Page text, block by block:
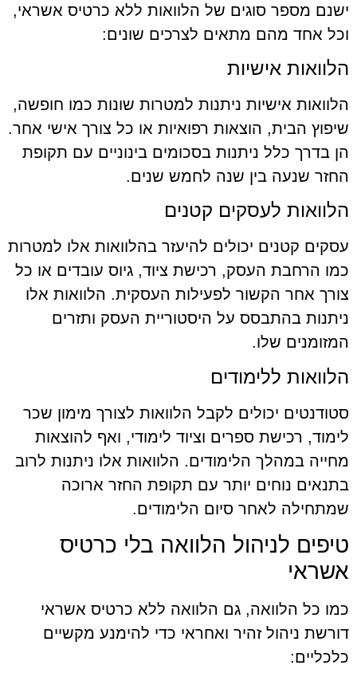
ישנם מספר סוגים של הלוואות ללא כרטיס אשראי,
וכל אחד מהם מתאים לצרכים שונים:
הלוואות אישיות
הלוואות אישיות ניתנות למטרות שונות כמו חופשה,
שיפוץ הבית, הוצאות רפואיות או כל צורך אישי אחר.
הן בדרך כלל ניתנות בסכומים בינוניים עם תקופת
החזר שנעה בין שנה לחמש שנים.
הלוואות לעסקים קטנים
עסקים קטנים יכולים להיעזר בהלוואות אלו למטרות
כמו הרחבת העסק, רכישת ציוד, גיוס עובדים או כל
צורך אחר הקשור לפעילות העסקית. הלוואות אלו
ניתנות בהתבסס על היסטוריית העסק ותזרים
המזומנים שלו.
הלוואות ללימודים
סטודנטים יכולים לקבל הלוואות לצורך מימון שכר
לימוד, רכישת ספרים וציוד לימודי, ואף להוצאות
מחייה במהלך הלימודים. הלוואות אלו ניתנות לרוב
בתנאים נוחים יותר עם תקופת החזר ארוכה
שמתחילה לאחר סיום הלימודים.
טיפים לניהול הלוואה בלי כרטיס
אשראי
כמו כל הלוואה, גם הלוואה ללא כרטיס אשראי
דורשת ניהול זהיר ואחראי כדי להימנע מקשיים
כלכליים: